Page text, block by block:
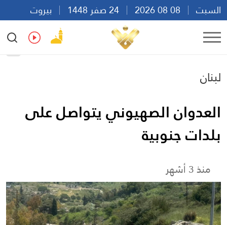
السبت
بيروت
18:30
Ar
لبنان
العدوان الصهيوني يتواصل على
بلدات جنوبية
منذ 3 أشهر